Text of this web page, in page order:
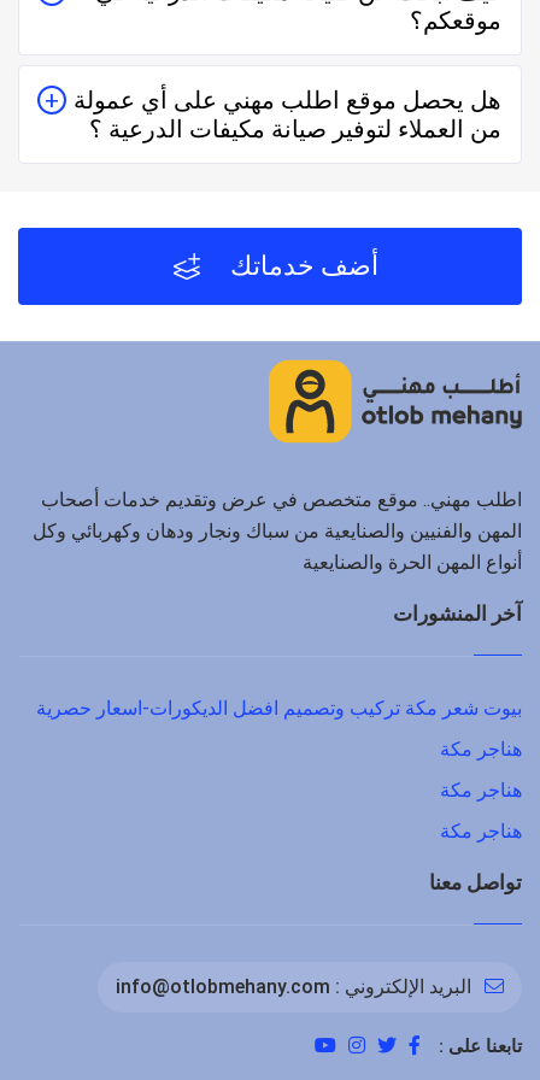
حقيقيين وهذا يدل على جودة الخدمة.
موقعكم؟
يُمكنك البحث عن صيانة مكيفات الدرعية في موقعنا من
خلال تحديد المنطقة ثم تحديد المهنة وإختيار الفني الأقرب
إليك والأفضل تقييماً فموقع اطلب مهني يعتمد على تقييم
الفنيين والشركات من خلال العملاء بعد كل زيارة لهم.
هل يحصل موقع اطلب مهني على أي عمولة
من العملاء لتوفير صيانة مكيفات الدرعية ؟
أضف خدماتك
اطلب مهني.. موقع متخصص في عرض وتقديم خدمات أصحاب
المهن والفنيين والصنايعية من سباك ونجار ودهان وكهربائي وكل
أنواع المهن الحرة والصنايعية
آخر المنشورات
بيوت شعر مكة تركيب وتصميم افضل الديكورات-اسعار حصرية
هناجر مكة
هناجر مكة
هناجر مكة
تواصل معنا
البريد الإلكتروني : info@otlobmehany.com
تابعنا على :